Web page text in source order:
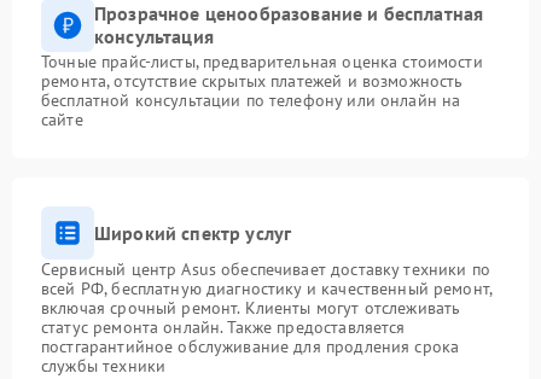
Прозрачное ценообразование и бесплатная
консультация
Точные прайс-листы, предварительная оценка стоимости
ремонта, отсутствие скрытых платежей и возможность
бесплатной консультации по телефону или онлайн на
сайте
Широкий спектр услуг
Сервисный центр Asus обеспечивает доставку техники по
всей РФ, бесплатную диагностику и качественный ремонт,
включая срочный ремонт. Клиенты могут отслеживать
статус ремонта онлайн. Также предоставляется
постгарантийное обслуживание для продления срока
службы техники